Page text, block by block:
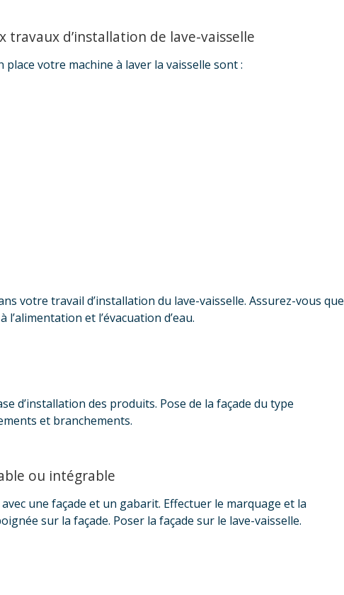
travaux d’installation de lave-vaisselle
votre machine à laver la vaisselle sont :
votre travail d’installation du lave-vaisselle. Assurez-vous que
et l’évacuation d’eau.
d’installation des produits. Pose de la façade du type
et branchements.
ou intégrable
une façade et un gabarit. Effectuer le marquage et la
sur la façade. Poser la façade sur le lave-vaisselle.